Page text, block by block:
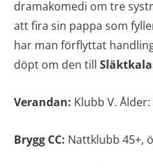
dramakomedi om tre
att fira sin pappa som
har man förflyttat
döpt om den till
Verandan: Klubb V.
Brygg CC: Nattklubb 45+,